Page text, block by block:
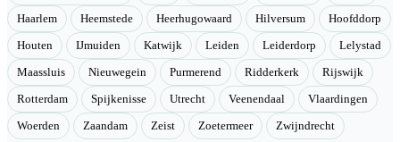
Haarlem Heemstede Heerhugowaard Hilversum Hoofddorp
Houten IJmuiden Katwijk Leiden Leiderdorp Lelystad
Maassluis Nieuwegein Purmerend Ridderkerk Rijswijk
Rotterdam Spijkenisse Utrecht Veenendaal Vlaardingen
Woerden Zaandam Zeist Zoetermeer Zwijndrecht